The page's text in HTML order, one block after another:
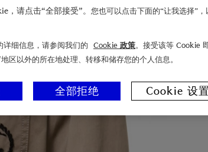
，请点击“全部接受”。 您也可以点击下面的“让我选择”
细信息，请参阅我们的 Cookie 政策。接受该等 Cookie
区以外的所在地处理、转移和储存您的个人信息。
全部拒绝 Cookie 设